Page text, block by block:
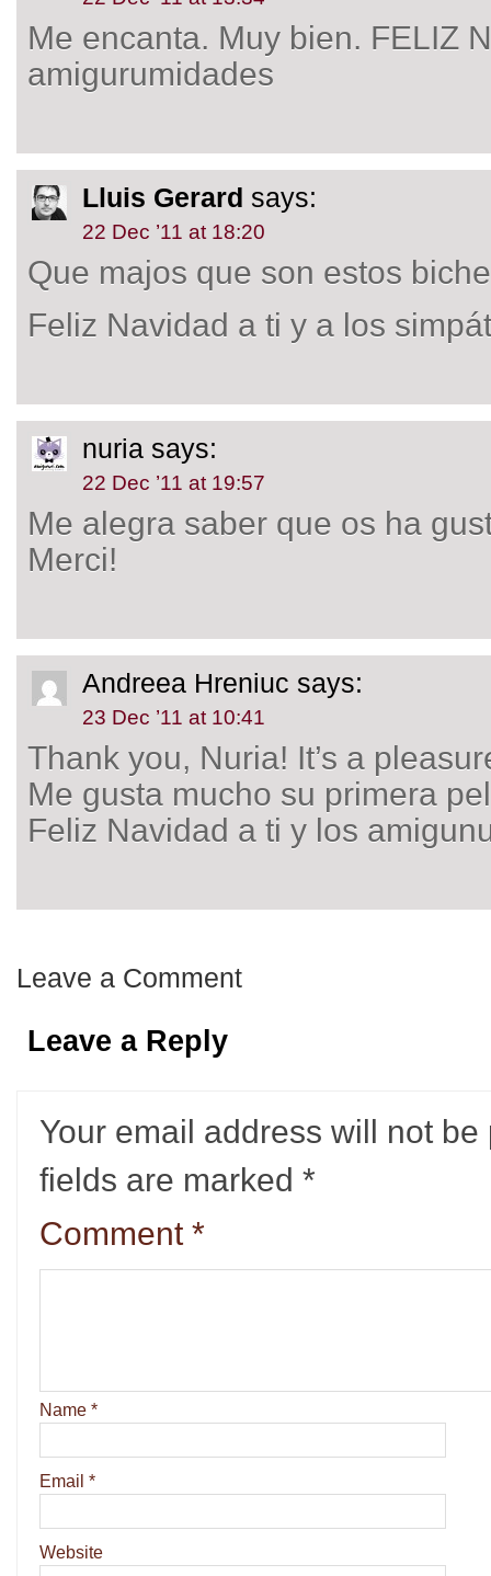
Me encanta. Muy bien. FELIZ
amigurumidades
Lluis Gerard says:
22 Dec ’11 at 18:20
Que majos que son estos
Feliz Navidad a ti y a los
nuria says:
22 Dec ’11 at 19:57
Me alegra saber que os ha
Merci!
Andreea Hreniuc says:
23 Dec ’11 at 10:41
Thank you, Nuria! It’s a
Me gusta mucho su primera
Feliz Navidad a ti y los
Leave a Comment
Leave a Reply
Your email address will not be
fields are marked *
Comment *
Name *
Email *
Website